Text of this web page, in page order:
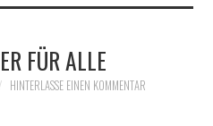
FÜR ALLE
HINTERLASSE EINEN KOMMENTAR